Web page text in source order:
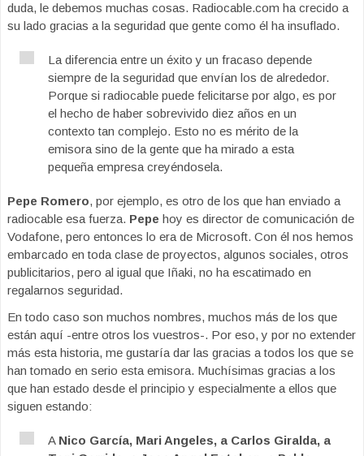
duda, le debemos muchas cosas. Radiocable.com ha crecido a
su lado gracias a la seguridad que gente como él ha insuflado.
La diferencia entre un éxito y un fracaso depende
siempre de la seguridad que envían los de alrededor.
Porque si radiocable puede felicitarse por algo, es por
el hecho de haber sobrevivido diez años en un
contexto tan complejo. Esto no es mérito de la
emisora sino de la gente que ha mirado a esta
pequeña empresa creyéndosela.
Pepe Romero, por ejemplo, es otro de los que han enviado a
radiocable esa fuerza. Pepe hoy es director de comunicación de
Vodafone, pero entonces lo era de Microsoft. Con él nos hemos
embarcado en toda clase de proyectos, algunos sociales, otros
publicitarios, pero al igual que Iñaki, no ha escatimado en
regalarnos seguridad.
En todo caso son muchos nombres, muchos más de los que
están aquí -entre otros los vuestros-. Por eso, y por no extender
más esta historia, me gustaría dar las gracias a todos los que se
han tomado en serio esta emisora. Muchísimas gracias a los
que han estado desde el principio y especialmente a ellos que
siguen estando:
A Nico García, Mari Angeles, a Carlos Giralda, a